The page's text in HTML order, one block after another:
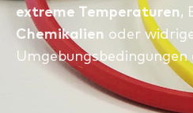
extreme Temperaturen,
Chemikalien oder